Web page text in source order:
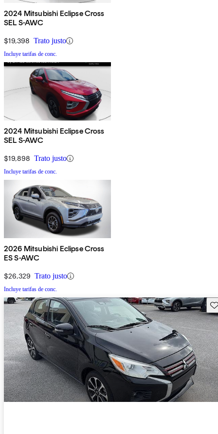
2024 Mitsubishi Eclipse Cross
SEL S-AWC
$19,398 Trato justo
Incluye tarifas de conc.
2024 Mitsubishi Eclipse Cross
SEL S-AWC
$19,898 Trato justo
Incluye tarifas de conc.
2026 Mitsubishi Eclipse Cross
ES S-AWC
$26,329 Trato justo
Incluye tarifas de conc.